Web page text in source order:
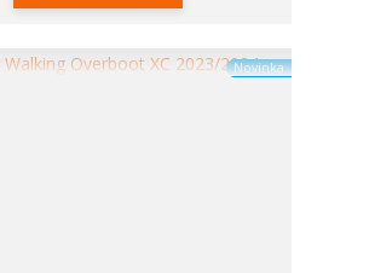
Novinka